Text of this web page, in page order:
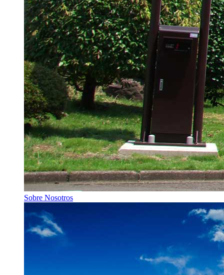
Sobre Nosotros